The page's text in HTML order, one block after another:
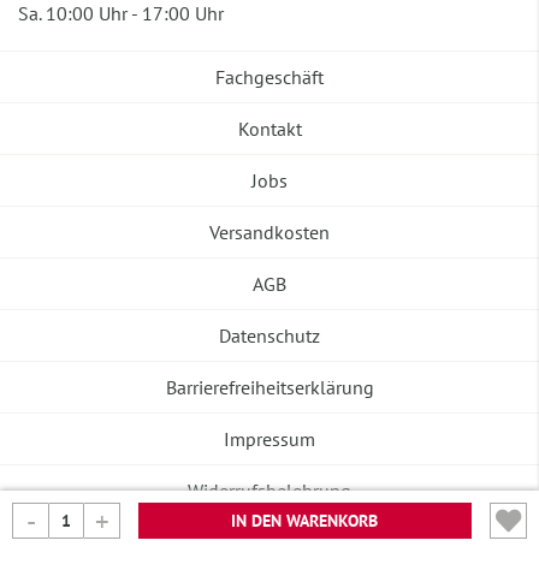
IN DEN WARENKORB
Sa. 10:00 Uhr - 17:00 Uhr
Fachgeschäft
Kontakt
Jobs
Versandkosten
AGB
Datenschutz
Barrierefreiheitserklärung
Impressum
Widerrufsbelehrung
Vertrag widerrufen